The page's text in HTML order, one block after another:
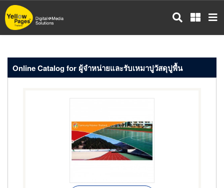
Skip
to
main
Online Catalog for ผู้จำหน่ายและรับเหมาปูวัสดุปูพื้น